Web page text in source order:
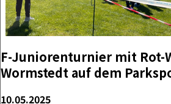
F-Juniorenturnier mit Rot-
Wormstedt auf dem
10.05.2025